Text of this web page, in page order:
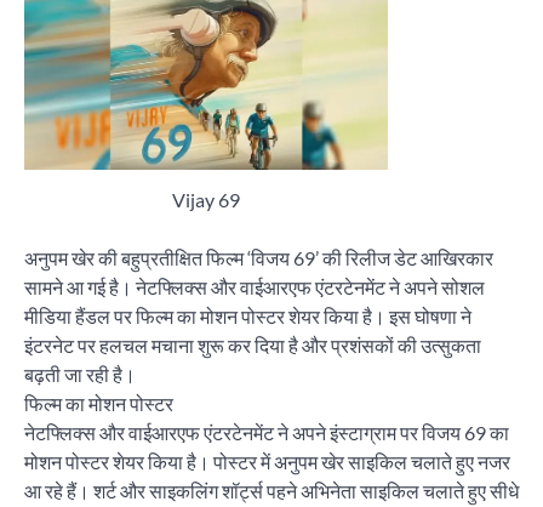
Vijay 69
अनुपम खेर की बहुप्रतीक्षित फिल्म ‘विजय 69’ की रिलीज डेट आखिरकार
सामने आ गई है। नेटफ्लिक्स और वाईआरएफ एंटरटेनमेंट ने अपने सोशल
मीडिया हैंडल पर फिल्म का मोशन पोस्टर शेयर किया है। इस घोषणा ने
इंटरनेट पर हलचल मचाना शुरू कर दिया है और प्रशंसकों की उत्सुकता
बढ़ती जा रही है।
फिल्म का मोशन पोस्टर
नेटफ्लिक्स और वाईआरएफ एंटरटेनमेंट ने अपने इंस्टाग्राम पर विजय 69 का
मोशन पोस्टर शेयर किया है। पोस्टर में अनुपम खेर साइकिल चलाते हुए नजर
आ रहे हैं। शर्ट और साइकलिंग शॉर्ट्स पहने अभिनेता साइकिल चलाते हुए सीधे